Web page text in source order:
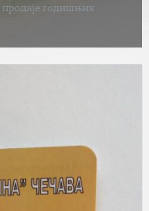
продаје годишњих